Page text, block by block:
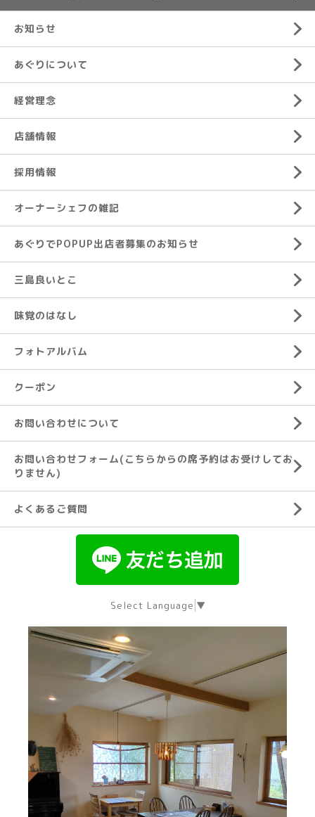
お知らせ
あぐりについて
経営理念
店舗情報
採用情報
オーナーシェフの雑記
あぐりでPOPUP出店者募集のお知らせ
三島良いとこ
味覚のはなし
フォトアルバム
クーポン
お問い合わせについて
お問い合わせフォーム(こちらからの席予約はお受けしてお
りません)
よくあるご質問
Select Language ▼